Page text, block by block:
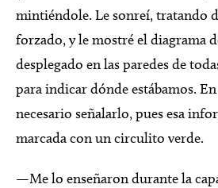
mintiéndole. Le sonreí, tratando
forzado, y le mostré el diagrama
desplegado en las paredes de
para indicar dónde estábamos.
necesario señalarlo, pues esa
marcada con un circulito verde.
—Me lo enseñaron durante la